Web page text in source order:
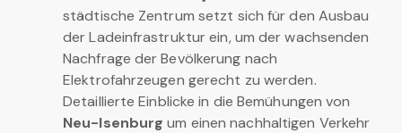
städtische Zentrum setzt sich für den Ausbau
der Ladeinfrastruktur ein, um der wachsenden
Nachfrage der Bevölkerung nach
Elektrofahrzeugen gerecht zu werden.
Detaillierte Einblicke in die Bemühungen von
Neu-Isenburg um einen nachhaltigen Verkehr